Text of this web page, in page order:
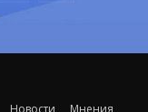
Новости Мнения